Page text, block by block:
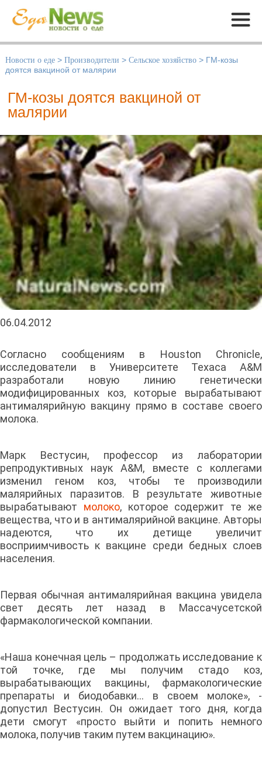
Меню
Новости о еде > Производители > Сельское хозяйство > ГМ-козы
доятся вакциной от малярии
ГМ-козы доятся вакциной от
малярии
06.04.2012
Согласно сообщениям в Houston Chronicle,
исследователи в Университете Техаса A&M
разработали новую линию генетически
модифицированных коз, которые вырабатывают
антималярийную вакцину прямо в составе своего
молока.
Марк Вестусин, профессор из лаборатории
репродуктивных наук A&M, вместе с коллегами
изменил геном коз, чтобы те производили
малярийных паразитов. В результате животные
вырабатывают молоко, которое содержит те же
вещества, что и в антималярийной вакцине. Авторы
надеются, что их детище увеличит
восприимчивость к вакцине среди бедных слоев
населения.
Первая обычная антималярийная вакцина увидела
свет десять лет назад в Массачусетской
фармакологической компании.
«Наша конечная цель – продолжать исследование к
той точке, где мы получим стадо коз,
вырабатывающих вакцины, фармакологические
препараты и биодобавки… в своем молоке», -
допустил Вестусин. Он ожидает того дня, когда
дети смогут «просто выйти и попить немного
молока, получив таким путем вакцинацию».